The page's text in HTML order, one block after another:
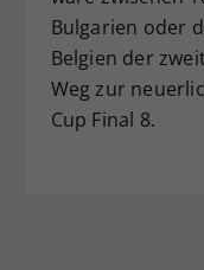
Bulgarien oder
Belgien der
Weg zur
Cup Final 8.